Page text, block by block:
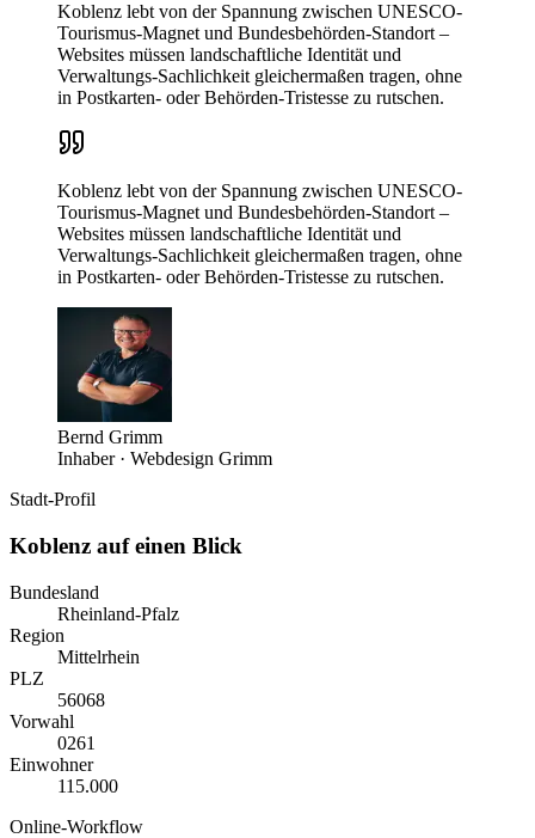
Koblenz lebt von der Spannung zwischen UNESCO-
Tourismus-Magnet und Bundesbehörden-Standort –
Websites müssen landschaftliche Identität und
Verwaltungs-Sachlichkeit gleichermaßen tragen, ohne
in Postkarten- oder Behörden-Tristesse zu rutschen.
Koblenz lebt von der Spannung zwischen UNESCO-
Tourismus-Magnet und Bundesbehörden-Standort –
Websites müssen landschaftliche Identität und
Verwaltungs-Sachlichkeit gleichermaßen tragen, ohne
in Postkarten- oder Behörden-Tristesse zu rutschen.
Bernd Grimm
Inhaber · Webdesign Grimm
Stadt-Profil
Koblenz auf einen Blick
Bundesland
Rheinland-Pfalz
Region
Mittelrhein
PLZ
56068
Vorwahl
0261
Einwohner
115.000
Online-Workflow